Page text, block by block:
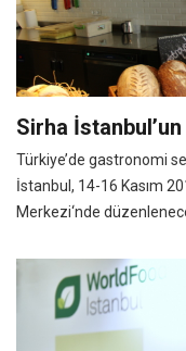
Sirha İstanbul’un
Türkiye’de gastronomi
İstanbul, 14-16 Kasım
Merkezi‘nde